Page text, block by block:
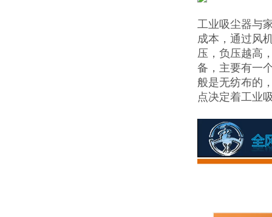
工业吸尘器与
成本，通过风
压，负压越高
备，主要有一
般是无纺布的
点决定着工业